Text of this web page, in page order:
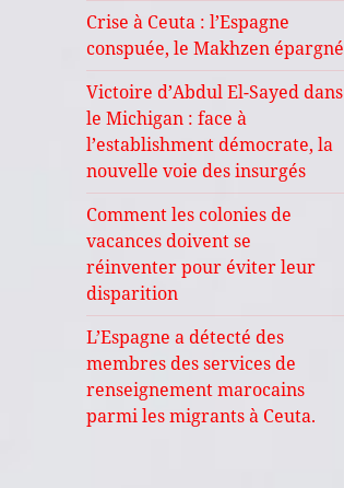
Crise à Ceuta : l’Espagne
conspuée, le Makhzen épargné
Victoire d’Abdul El-Sayed dans
le Michigan : face à
l’establishment démocrate, la
nouvelle voie des insurgés
Comment les colonies de
vacances doivent se
réinventer pour éviter leur
disparition
L’Espagne a détecté des
membres des services de
renseignement marocains
parmi les migrants à Ceuta.